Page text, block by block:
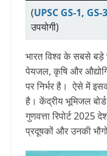
(UPSC GS-1, GS-
उपयोगी)
भारत विश्व के सबसे बड़े
पेयजल, कृषि और
पर निर्भर है। ऐसे में
है। केंद्रीय भूमिजल बोर्ड
गुणवत्ता रिपोर्ट 2025
प्रदूषकों और उनकी